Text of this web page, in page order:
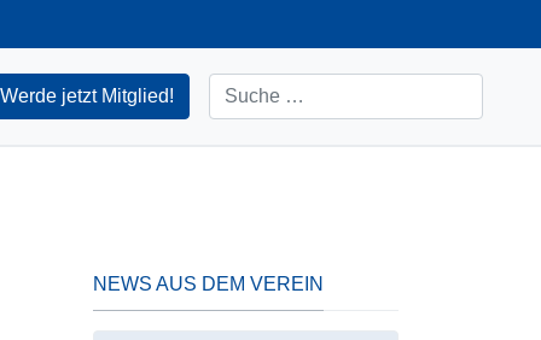
Werde jetzt Mitglied! Suchen
NEWS AUS DEM VEREIN